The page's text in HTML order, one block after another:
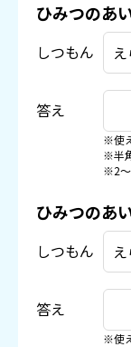
ひみつのあ
しつもん
答え
※使
※半
※2〜
ひみつのあ
しつもん
答え
※使